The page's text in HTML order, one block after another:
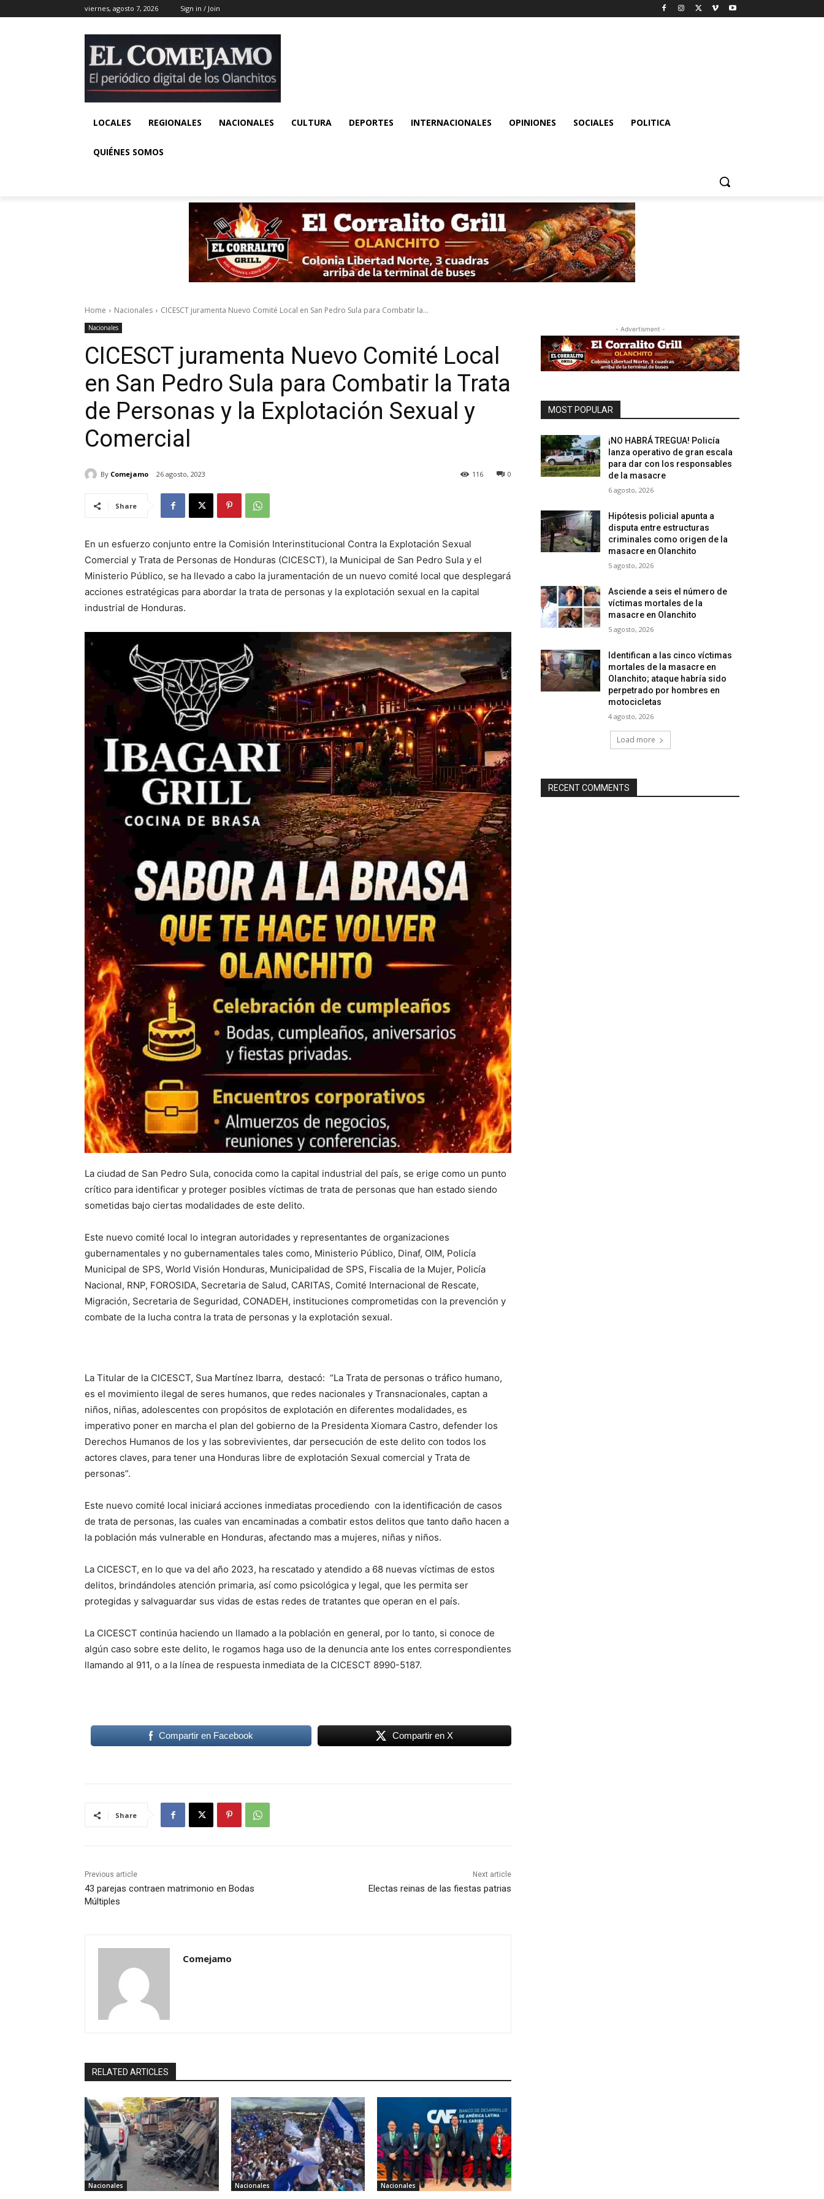
viernes, agosto 7, 2026 Sign in / Join
LOCALES REGIONALES NACIONALES CULTURA DEPORTES INTERNACIONALES OPINIONES SOCIALES POLITICA
QUIÉNES SOMOS
Home Nacionales CICESCT juramenta Nuevo Comité Local en San Pedro Sula para Combatir la...
Nacionales
CICESCT juramenta Nuevo Comité Local
en San Pedro Sula para Combatir la Trata
de Personas y la Explotación Sexual y
Comercial
By Comejamo 26 agosto, 2023 0
116
Share
En un esfuerzo conjunto entre la Comisión Interinstitucional Contra la Explotación Sexual
Comercial y Trata de Personas de Honduras (CICESCT), la Municipal de San Pedro Sula y el
Ministerio Público, se ha llevado a cabo la juramentación de un nuevo comité local que desplegará
acciones estratégicas para abordar la trata de personas y la explotación sexual en la capital
industrial de Honduras.
La ciudad de San Pedro Sula, conocida como la capital industrial del país, se erige como un punto
crítico para identificar y proteger posibles víctimas de trata de personas que han estado siendo
sometidas bajo ciertas modalidades de este delito.
Este nuevo comité local lo integran autoridades y representantes de organizaciones
gubernamentales y no gubernamentales tales como, Ministerio Público, Dinaf, OIM, Policía
Municipal de SPS, World Visión Honduras, Municipalidad de SPS, Fiscalia de la Mujer, Policía
Nacional, RNP, FOROSIDA, Secretaria de Salud, CARITAS, Comité Internacional de Rescate,
Migración, Secretaria de Seguridad, CONADEH, instituciones comprometidas con la prevención y
combate de la lucha contra la trata de personas y la explotación sexual.
La Titular de la CICESCT, Sua Martínez Ibarra, destacó: “La Trata de personas o tráfico humano,
es el movimiento ilegal de seres humanos, que redes nacionales y Transnacionales, captan a
niños, niñas, adolescentes con propósitos de explotación en diferentes modalidades, es
imperativo poner en marcha el plan del gobierno de la Presidenta Xiomara Castro, defender los
Derechos Humanos de los y las sobrevivientes, dar persecución de este delito con todos los
actores claves, para tener una Honduras libre de explotación Sexual comercial y Trata de
personas”.
Este nuevo comité local iniciará acciones inmediatas procediendo con la identificación de casos
de trata de personas, las cuales van encaminadas a combatir estos delitos que tanto daño hacen a
la población más vulnerable en Honduras, afectando mas a mujeres, niñas y niños.
La CICESCT, en lo que va del año 2023, ha rescatado y atendido a 68 nuevas víctimas de estos
delitos, brindándoles atención primaria, así como psicológica y legal, que les permita ser
protegidas y salvaguardar sus vidas de estas redes de tratantes que operan en el país.
La CICESCT continúa haciendo un llamado a la población en general, por lo tanto, si conoce de
algún caso sobre este delito, le rogamos haga uso de la denuncia ante los entes correspondientes
llamando al 911, o a la línea de respuesta inmediata de la CICESCT 8990-5187.
Compartir en Facebook Compartir en X
Share
Previous article
43 parejas contraen matrimonio en Bodas
Múltiples
Next article
Electas reinas de las fiestas patrias
Comejamo
RELATED ARTICLES
Nacionales Nacionales Nacionales
- Advertisment -
MOST POPULAR
¡NO HABRÁ TREGUA! Policía
lanza operativo de gran escala
para dar con los responsables
de la masacre
6 agosto, 2026
Hipótesis policial apunta a
disputa entre estructuras
criminales como origen de la
masacre en Olanchito
5 agosto, 2026
Asciende a seis el número de
víctimas mortales de la
masacre en Olanchito
5 agosto, 2026
Identifican a las cinco víctimas
mortales de la masacre en
Olanchito; ataque habría sido
perpetrado por hombres en
motocicletas
4 agosto, 2026
Load more
RECENT COMMENTS